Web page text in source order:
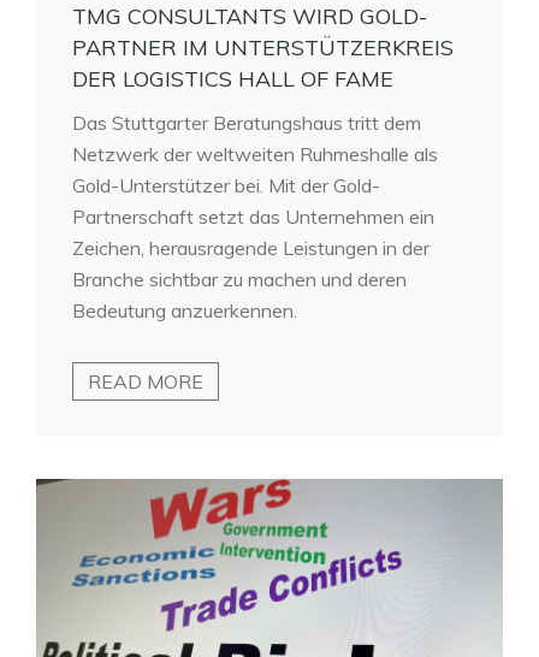
TMG CONSULTANTS WIRD GOLD-
PARTNER IM UNTERSTÜTZERKREIS
DER LOGISTICS HALL OF FAME
Das Stuttgarter Beratungshaus tritt dem
Netzwerk der weltweiten Ruhmeshalle als
Gold-Unterstützer bei. Mit der Gold-
Partnerschaft setzt das Unternehmen ein
Zeichen, herausragende Leistungen in der
Branche sichtbar zu machen und deren
Bedeutung anzuerkennen.
READ MORE